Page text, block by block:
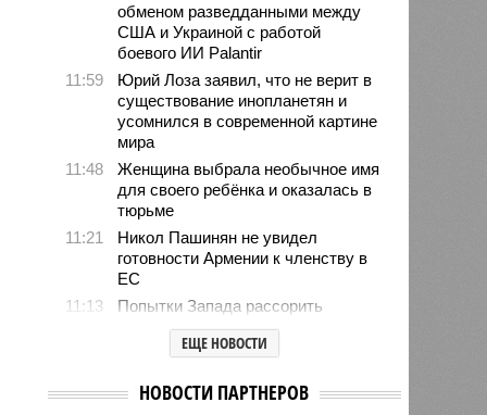
обменом разведданными между
США и Украиной с работой
боевого ИИ Palantir
11:59
Юрий Лоза заявил, что не верит в
существование инопланетян и
усомнился в современной картине
мира
11:48
Женщина выбрала необычное имя
для своего ребёнка и оказалась в
тюрьме
11:21
Никол Пашинян не увидел
готовности Армении к членству в
ЕС
11:13
Попытки Запада рассорить
Москву и Астану назвали
бесперспективными
опроверг слова министра обороны
ЕЩЕ НОВОСТИ
НОВОСТИ ПАРТНЕРОВ